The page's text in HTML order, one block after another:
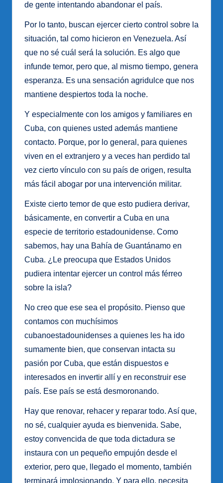
de gente intentando abandonar el país.
Por lo tanto, buscan ejercer cierto control sobre la
situación, tal como hicieron en Venezuela. Así
que no sé cuál será la solución. Es algo que
infunde temor, pero que, al mismo tiempo, genera
esperanza. Es una sensación agridulce que nos
mantiene despiertos toda la noche.
Y especialmente con los amigos y familiares en
Cuba, con quienes usted además mantiene
contacto. Porque, por lo general, para quienes
viven en el extranjero y a veces han perdido tal
vez cierto vínculo con su país de origen, resulta
más fácil abogar por una intervención militar.
Existe cierto temor de que esto pudiera derivar,
básicamente, en convertir a Cuba en una
especie de territorio estadounidense. Como
sabemos, hay una Bahía de Guantánamo en
Cuba. ¿Le preocupa que Estados Unidos
pudiera intentar ejercer un control más férreo
sobre la isla?
No creo que ese sea el propósito. Pienso que
contamos con muchísimos
cubanoestadounidenses a quienes les ha ido
sumamente bien, que conservan intacta su
pasión por Cuba, que están dispuestos e
interesados en invertir allí y en reconstruir ese
país. Ese país se está desmoronando.
Hay que renovar, rehacer y reparar todo. Así que,
no sé, cualquier ayuda es bienvenida. Sabe,
estoy convencida de que toda dictadura se
instaura con un pequeño empujón desde el
exterior, pero que, llegado el momento, también
terminará implosionando. Y para ello, necesita